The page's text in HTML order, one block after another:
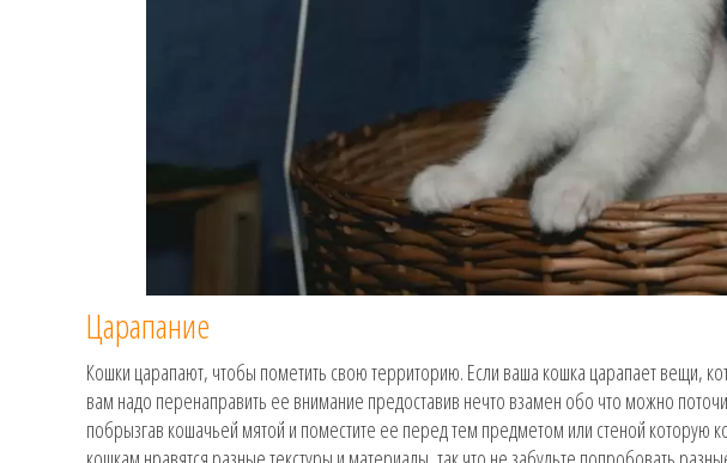
Царапание
Кошки царапают, чтобы пометить свою территорию. Если ваша кошка царапает вещи,
вам надо перенаправить ее внимание предоставив нечто взамен обо что можно
побрызгав кошачьей мятой и поместите ее перед тем предметом или стеной которую